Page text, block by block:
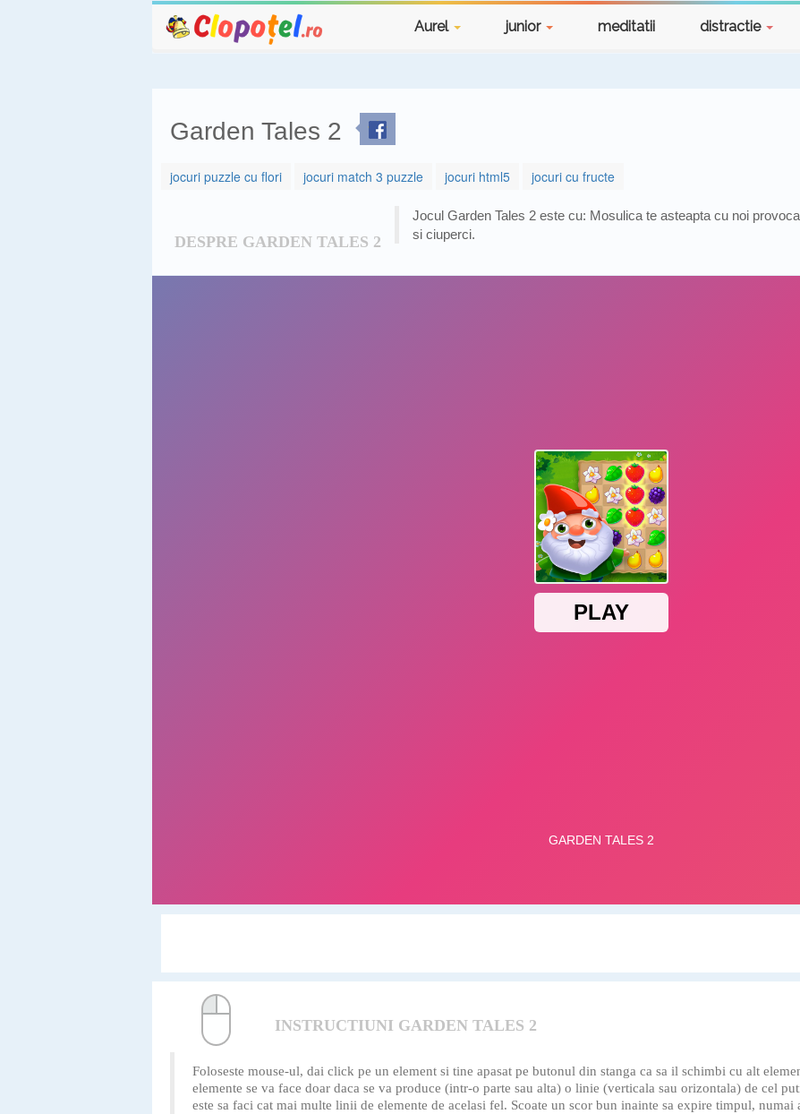
Aurel junior meditatii distractie
Garden Tales 2
jocuri puzzle cu flori jocuri match 3 puzzle jocuri html5 jocuri cu fructe
DESPRE GARDEN TALES 2
Jocul Garden Tales 2 este cu: Mosulica te asteapta cu noi
si ciuperci.
INSTRUCTIUNI GARDEN TALES 2
Foloseste mouse-ul, dai click pe un element si tine apasat pe butonul din stanga ca sa il schimbi cu alt
elemente se va face doar daca se va produce (intr-o parte sau alta) o linie (verticala sau orizontala) de cel
este sa faci cat mai multe linii de elemente de acelasi fel. Scoate un scor bun inainte sa expire timpul,